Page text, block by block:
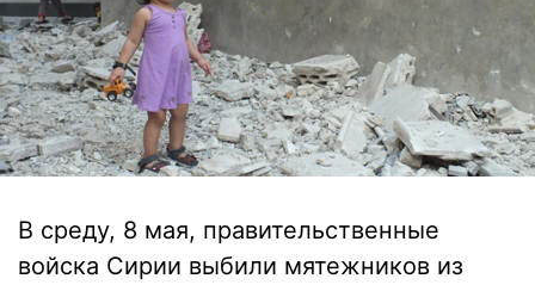
В среду, 8 мая, правительственные
войска Сирии выбили мятежников из